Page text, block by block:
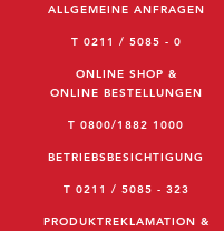
ALLGEMEINE ANFRAGEN
T 0211 / 5085 - 0
ONLINE SHOP &
ONLINE BESTELLUNGEN
T 0800/1882 1000
BETRIEBSBESICHTIGUNG
T 0211 / 5085 - 323
PRODUKTREKLAMATION &